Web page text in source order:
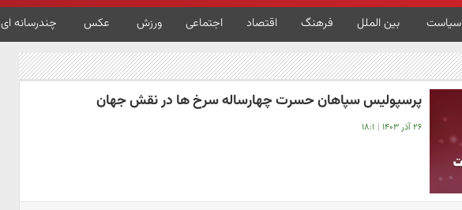
سیاست بین الملل فرهنگ اقتصاد اجتماعی ورزش عکس چندرسانه ای
پرسپولیس سپاهان حسرت چهارساله سرخ ها در نقش جهان
۲۶ آذر ۱۴۰۳ | ۱۸:۱